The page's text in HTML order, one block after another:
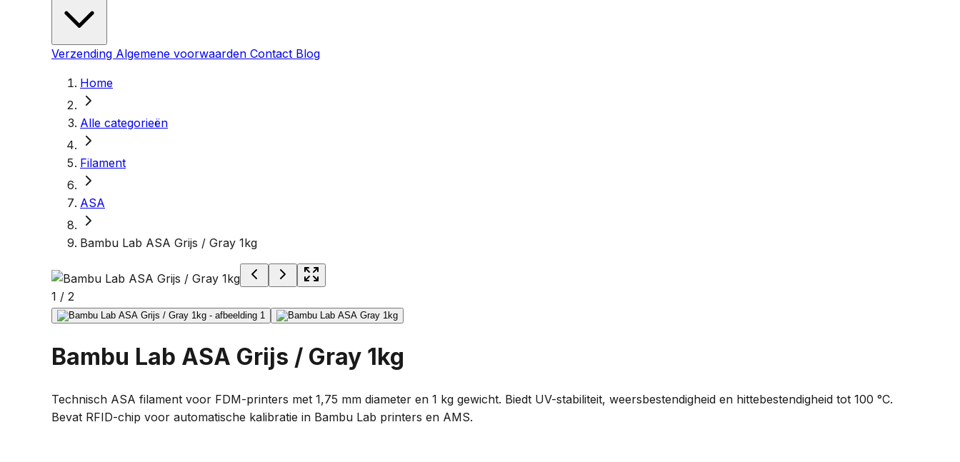
Verzending Algemene voorwaarden Contact Blog
Home
Alle categorieën
Filament
ASA
Bambu Lab ASA Grijs / Gray 1kg
1 / 2
Bambu Lab ASA Grijs / Gray 1kg
Technisch ASA filament voor FDM-printers met 1,75 mm diameter en 1 kg gewicht. Biedt UV-stabiliteit, weersbestendigheid en hittebestendigheid tot 100 °C.
Bevat RFID-chip voor automatische kalibratie in Bambu Lab printers en AMS.